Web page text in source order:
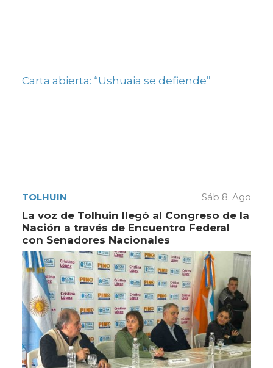
Carta abierta: “Ushuaia se defiende”
TOLHUIN Sáb 8. Ago
La voz de Tolhuin llegó al Congreso de la
Nación a través de Encuentro Federal
con Senadores Nacionales